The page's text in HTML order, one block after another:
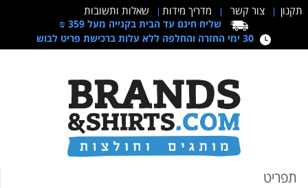
תקנון צור קשר מדריך מידות שאלות ותשובות
שליח חינם עד הבית בקנייה מעל 359 ₪
30 ימי החזרה והחלפה ללא עלות ברכישת פריט לבוש
תפריט